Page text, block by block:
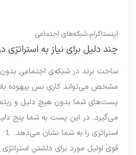
اینستاگرام،شبکه‌های اجتماعی
چند دلیل برای نیاز به
ساخت برند در شبکه‌ی اجتماعی بدون
مشخص می‌تواند کاری بس بیهوده
پست‌های شما بدون هیچ دلیل و
می‌گیرد. در این پست به شما پنج
قوی اولیل مورد برای دلشتن